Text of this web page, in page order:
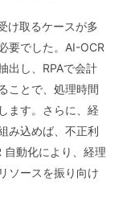
け取るケースが多
要でした。AI-OCR
出し、RPAで会計
ことで、処理時間
ます。さらに、経
み込めば、不正利
自動化により、経理
ソースを振り向け